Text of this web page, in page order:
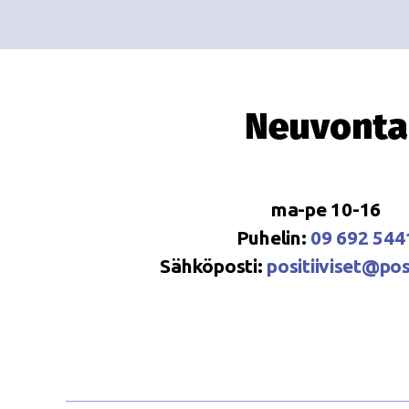
Neuvonta
ma-pe 10-16
Puhelin: 09 692
Sähköposti: